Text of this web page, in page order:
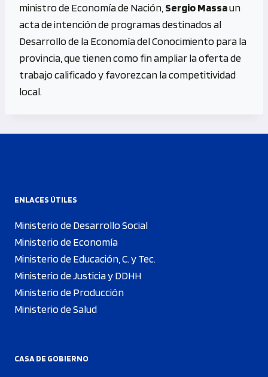
ministro de Economía de Nación, Sergio Massaun
acta de intención de programas destinados al
Desarrollo de la Economía del Conocimiento para la
provincia, que tienen como fin ampliar la oferta de
trabajo calificado y favorezcan la competitividad
local.
ENLACES ÚTILES
Ministerio de Desarrollo Social
Ministerio de Economía
Ministerio de Educación, C. y Tec.
Ministerio de Justicia y DDHH
Ministerio de Producción
Ministerio de Salud
CASA DE GOBIERNO